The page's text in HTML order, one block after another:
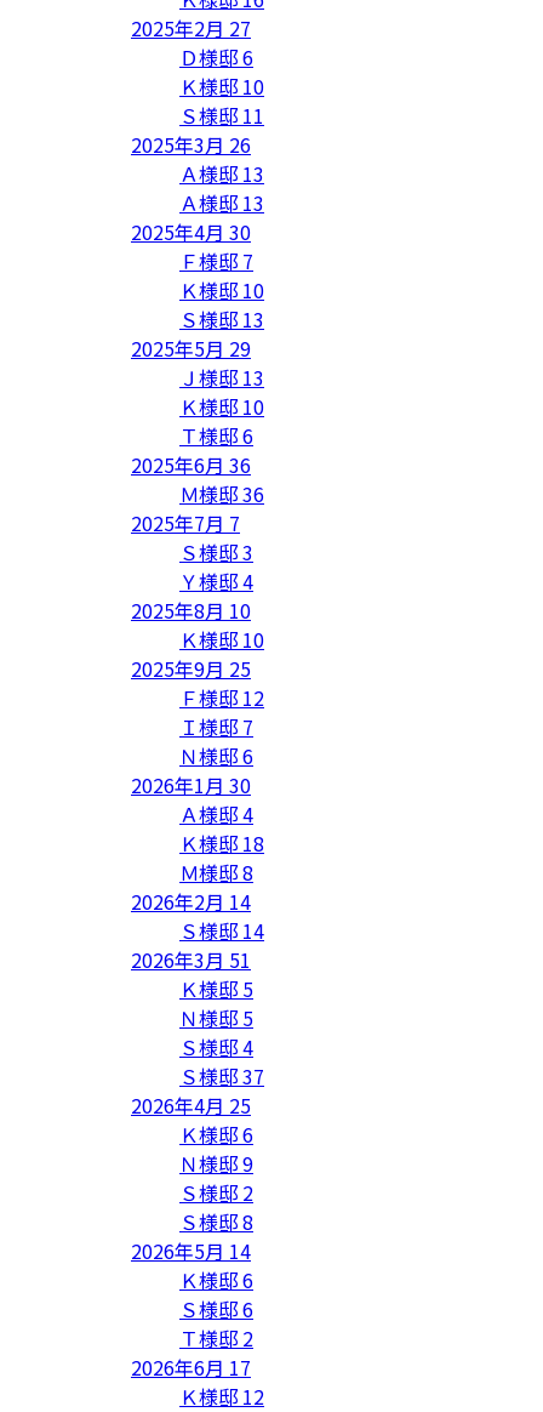
2025年2月 27
Ｄ様邸6
Ｋ様邸 10
Ｓ様邸 11
2025年3月 26
Ａ様邸 13
Ａ様邸 13
2025年4月 30
Ｆ様邸 7
Ｋ様邸 10
Ｓ様邸 13
2025年5月 29
Ｊ様邸 13
Ｋ様邸 10
Ｔ様邸6
2025年6月 36
Ｍ様邸36
2025年7月 7
Ｓ様邸3
Ｙ様邸4
2025年8月 10
Ｋ様邸 10
2025年9月 25
Ｆ様邸 12
Ｉ様邸 7
Ｎ様邸6
2026年1月 30
Ａ様邸4
Ｋ様邸 18
Ｍ様邸8
2026年2月 14
Ｓ様邸 14
2026年3月 51
Ｋ様邸 5
Ｎ様邸 5
Ｓ様邸4
Ｓ様邸37
2026年4月 25
Ｋ様邸6
Ｎ様邸9
Ｓ様邸 2
Ｓ様邸8
2026年5月 14
Ｋ様邸6
Ｓ様邸6
Ｔ様邸 2
2026年6月 17
Ｋ様邸 12